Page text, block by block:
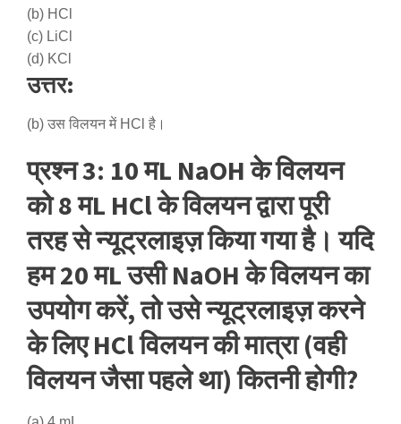
(b) HCl
(c) LiCl
(d) KCl
उत्तर:
(b) उस विलयन में HCl है।
प्रश्न 3: 10 मL NaOH के विलयन
को 8 मL HCl के विलयन द्वारा पूरी
तरह से न्यूट्रलाइज़ किया गया है। यदि
हम 20 मL उसी NaOH के विलयन का
उपयोग करें, तो उसे न्यूट्रलाइज़ करने
के लिए HCl विलयन की मात्रा (वही
विलयन जैसा पहले था) कितनी होगी?